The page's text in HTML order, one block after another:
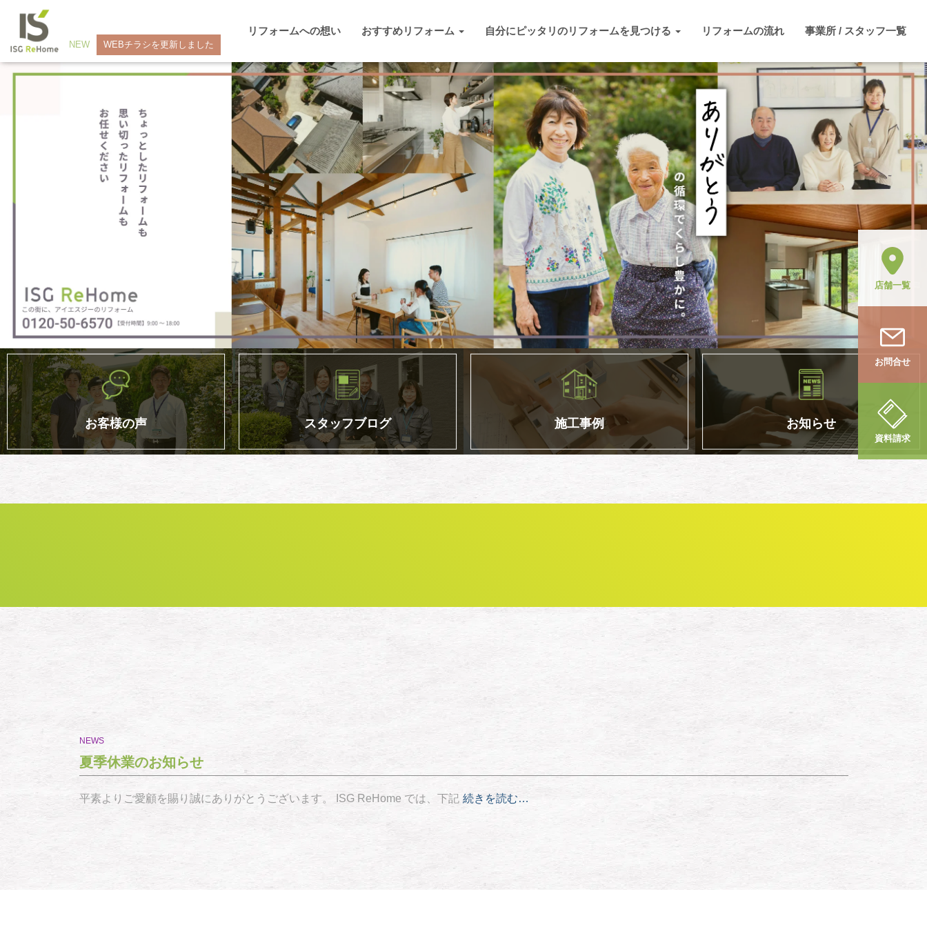
NEW WEBチラシを更新しました
リフォームへの想い おすすめリフォーム 自分にピッタリのリフォームを見つける リフォームの流れ 事業所 / スタッフ一覧
お客様の声 スタッフブログ 施工事例 お知らせ
店舗一覧
お問合せ
資料請求
NEWS
夏季休業のお知らせ
平素よりご愛顧を賜り誠にありがとうございます。 ISG ReHome では、下記 続きを読む…